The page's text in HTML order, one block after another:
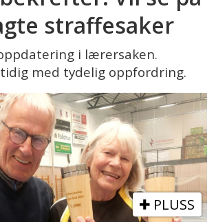
straffesaker
i lærersaken.
med tydelig oppfordring.
PLUSS